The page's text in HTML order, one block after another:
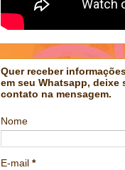
Quer receber
em seu Whatsapp, deixe
contato na mensagem.
Nome
E-mail *